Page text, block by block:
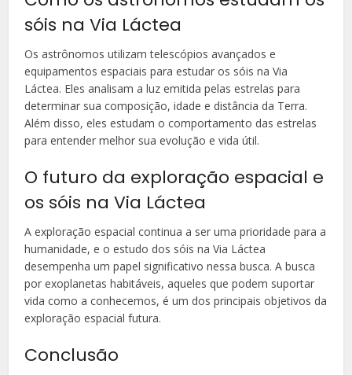
sóis na Via Láctea
Os astrônomos utilizam telescópios avançados e
equipamentos espaciais para estudar os sóis na Via
Láctea. Eles analisam a luz emitida pelas estrelas para
determinar sua composição, idade e distância da Terra.
Além disso, eles estudam o comportamento das estrelas
para entender melhor sua evolução e vida útil.
O futuro da exploração espacial e
os sóis na Via Láctea
A exploração espacial continua a ser uma prioridade para a
humanidade, e o estudo dos sóis na Via Láctea
desempenha um papel significativo nessa busca. A busca
por exoplanetas habitáveis, aqueles que podem suportar
vida como a conhecemos, é um dos principais objetivos da
exploração espacial futura.
Conclusão